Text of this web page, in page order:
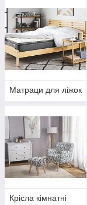
Матраци для ліжок
Крісла кімнатні